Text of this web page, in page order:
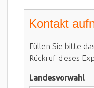
Kontakt
Füllen Sie bitte
Rückruf dieses
Landesvorwahl